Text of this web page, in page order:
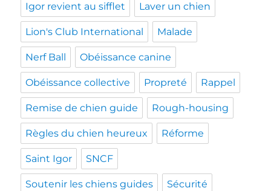
Igor revient au sifflet Laver un chien
Lion's Club International Malade
Nerf Ball Obéissance canine
Obéissance collective Propreté Rappel
Remise de chien guide Rough-housing
Règles du chien heureux Réforme
Saint Igor SNCF
Soutenir les chiens guides Sécurité